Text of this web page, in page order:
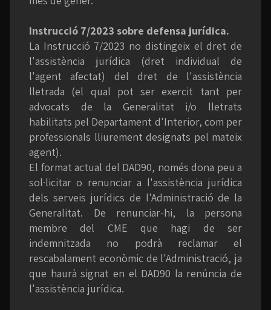
Instrucció 7/2023 sobre defensa jurídica.
La Instrucció 7/2023 no distingeix el dret de
l'assistència jurídica (dret individual de
l'agent afectat) del dret de l'assistència
lletrada (el qual pot ser exercit tant per
advocats de la Generalitat i/o lletrats
habilitats pel Departament d'Interior, com per
professionals lliurement designats pel mateix
agent).
El format actual del DAD90, només dona peu a
sol·licitar o renunciar a l'assistència jurídica
dels serveis jurídics de l'Administració de la
Generalitat. De renunciar-hi, la persona
membre del CME que hagi de ser
indemnitzada no podrà reclamar el
rescabalament econòmic de l'Administració, ja
que haurà signat en el DAD90 la renúncia de
l'assistència jurídica.